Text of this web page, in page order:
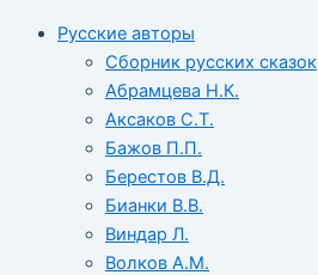
Русские авторы
Сборник русских сказок
Абрамцева Н.К.
Аксаков С.Т.
Бажов П.П.
Берестов В.Д.
Бианки В.В.
Виндар Л.
Волков А.М.